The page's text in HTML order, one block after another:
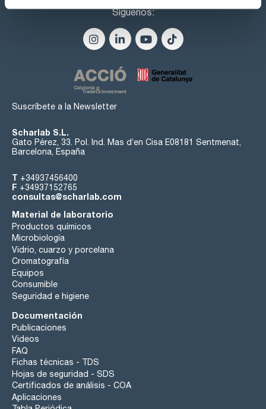
Síguenos:
Suscríbete a la Newsletter
Scharlab S.L.
Gato Pérez, 33. Pol. Ind. Mas d’en Cisa E08181 Sentmenat,
Barcelona, España
T +34937456400
F +34937152765
consultas@scharlab.com
Material de laboratorio
Productos químicos
Microbiología
Vidrio, cuarzo y porcelana
Cromatografía
Equipos
Consumible
Seguridad e higiene
Documentación
Publicaciones
Videos
FAQ
Fichas técnicas - TDS
Hojas de seguridad - SDS
Certificados de análisis - COA
Aplicaciones